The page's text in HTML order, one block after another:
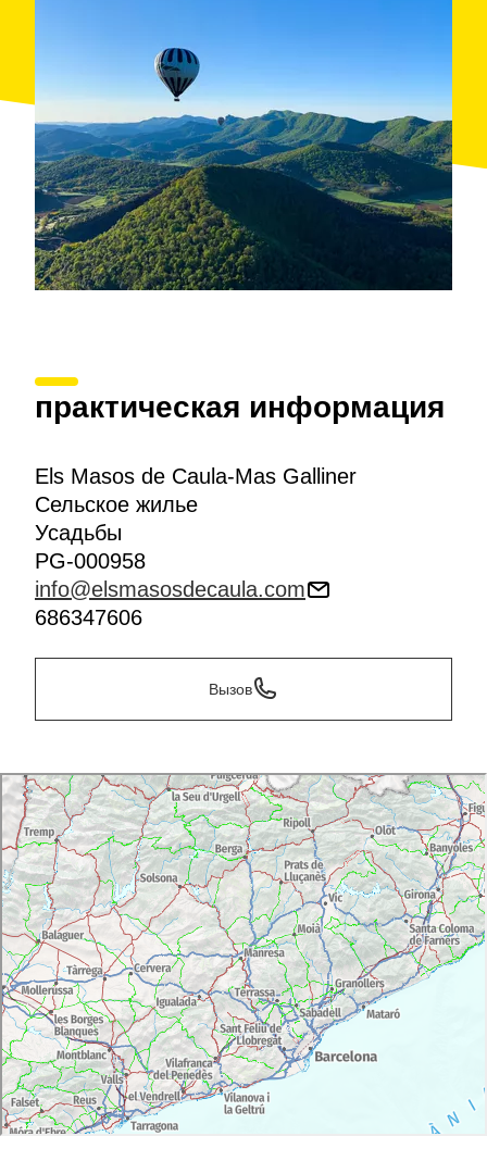
практическая информация
Els Masos de Caula-Mas Galliner
Сельское жилье
Усадьбы
PG-000958
info@elsmasosdecaula.com
686347606
Вызов